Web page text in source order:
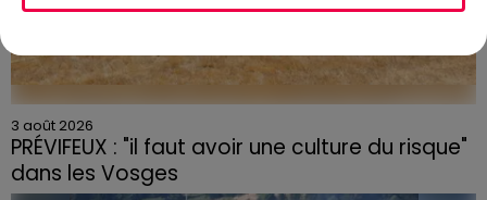
3 août 2026
PRÉVIFEUX : "il faut avoir une culture du risque"
dans les Vosges